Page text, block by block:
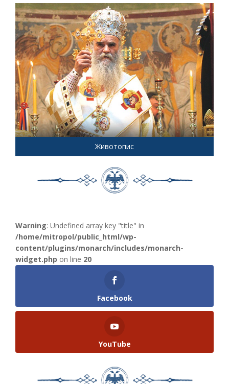
Животопис
Warning: Undefined array key "title" in
/home/mitropol/public_html/wp-
content/plugins/monarch/includes/monarch-
widget.php on line 20
Facebook
YouTube